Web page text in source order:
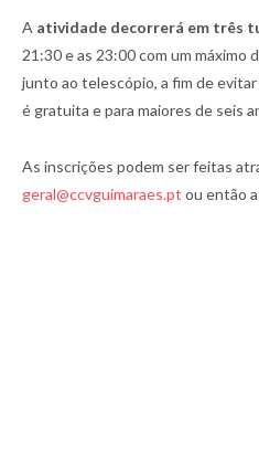
A atividade decorrerá em três
21:30 e as 23:00 com um máximo
junto ao telescópio, a fim de
é gratuita e para maiores de seis
As inscrições podem ser feitas
geral@ccvguimaraes.pt ou então